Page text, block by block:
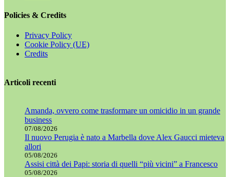
Policies & Credits
Privacy Policy
Cookie Policy (UE)
Credits
Articoli recenti
Amanda, ovvero come trasformare un omicidio in un grande
business
07/08/2026
Il nuovo Perugia è nato a Marbella dove Alex Gaucci mieteva
allori
05/08/2026
Assisi città dei Papi: storia di quelli “più vicini” a Francesco
05/08/2026